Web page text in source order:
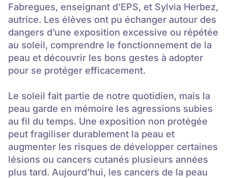
Fabregues, enseignant d’EPS, et Sylvia Herbez,
autrice. Les élèves ont pu échanger autour des
dangers d’une exposition excessive ou répétée
au soleil, comprendre le fonctionnement de la
peau et découvrir les bons gestes à adopter
pour se protéger efficacement.
Le soleil fait partie de notre quotidien, mais la
peau garde en mémoire les agressions subies
au fil du temps. Une exposition non protégée
peut fragiliser durablement la peau et
augmenter les risques de développer certaines
lésions ou cancers cutanés plusieurs années
plus tard. Aujourd’hui, les cancers de la peau